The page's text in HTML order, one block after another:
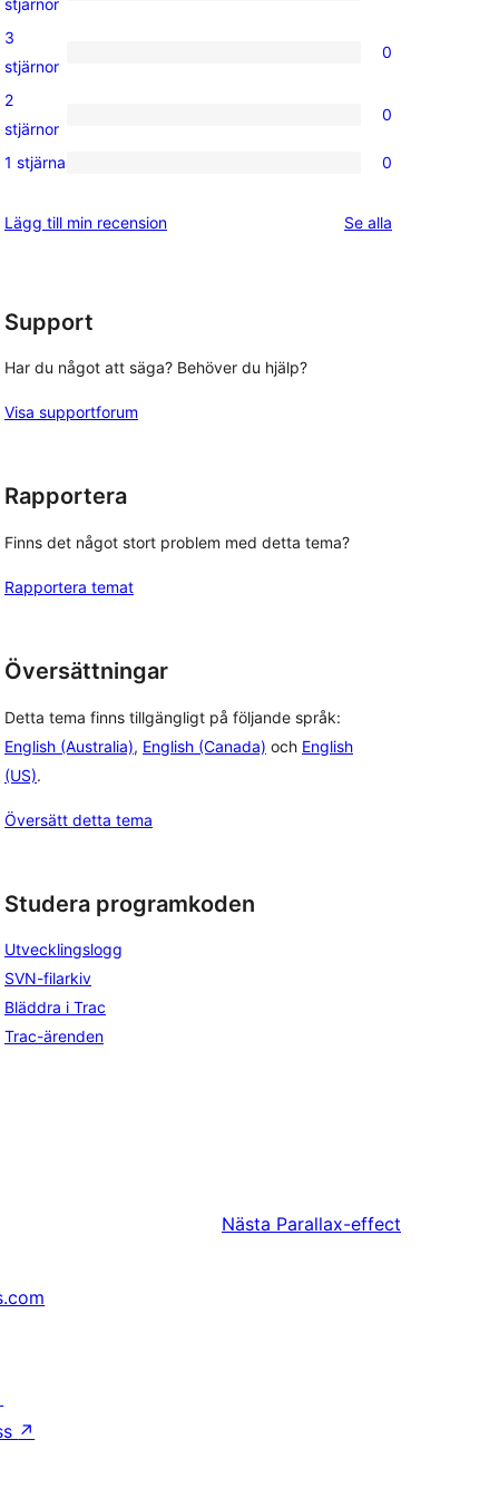
4-
stjärnig
0
3-
stjärniga
3
stjärnor
0
0
2-
recensioner
2
stjärnor
0
0
stjärniga
1 stjärna 0
Lägg till min recension Se alla
Support
Har du något att säga? Behöver du hjälp?
Visa supportforum
Rapportera
Finns det något stort problem med detta tema?
Rapportera temat
Översättningar
Detta tema finns tillgängligt på följande språk:
English (Australia), English (Canada) och English
(US).
Översätt detta tema
Studera programkoden
Utvecklingslogg
SVN-filarkiv
Bläddra i Trac
Trac-ärenden
Nästa Parallax-effect
↗